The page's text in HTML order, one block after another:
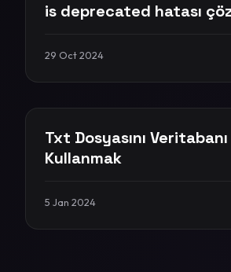
is deprecated hatası
29 Oct 2024
Txt Dosyasını
Kullanmak
5 Jan 2024